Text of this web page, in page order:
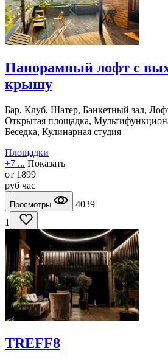
Панорамный лофт с
крышу
Бар, Клуб, Шатер, Банкетный зал,
Открытая площадка,
Беседка, Кулинарная студия
Площадки
+7 ... Показать
от 1899
руб час
Просмотры
4039
1
TREFF8